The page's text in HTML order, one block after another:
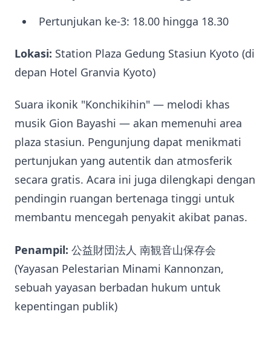
Pertunjukan ke-3: 18.00 hingga 18.30
Lokasi: Station Plaza Gedung Stasiun Kyoto (di
depan Hotel Granvia Kyoto)
Suara ikonik "Konchikihin" — melodi khas
musik Gion Bayashi — akan memenuhi area
plaza stasiun. Pengunjung dapat menikmati
pertunjukan yang autentik dan atmosferik
secara gratis. Acara ini juga dilengkapi dengan
pendingin ruangan bertenaga tinggi untuk
membantu mencegah penyakit akibat panas.
Penampil: 公益財団法人 南観音山保存会
(Yayasan Pelestarian Minami Kannonzan,
sebuah yayasan berbadan hukum untuk
kepentingan publik)